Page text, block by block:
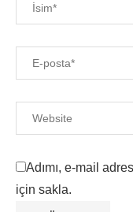
Adımı, e-mail
için sakla.